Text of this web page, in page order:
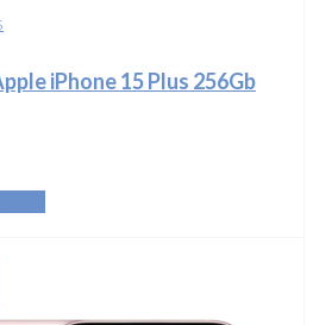
iPhone 15 Plus 256Gb